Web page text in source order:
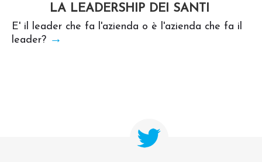
LA LEADERSHIP DEI SANTI
E' il leader che fa l'azienda o è l'azienda che fa il
leader? →